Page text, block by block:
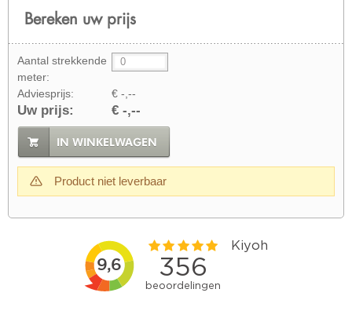
Bereken uw prijs
Aantal strekkende
meter:
Adviesprijs:
€ -,--
Uw prijs: € -,--
IN WINKELWAGEN
Product niet leverbaar